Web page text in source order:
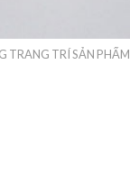
TRANG TRÍ SẢN PHẨM